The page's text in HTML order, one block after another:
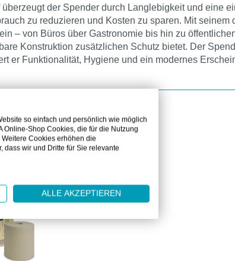
der Spender durch Langlebigkeit und eine
zu reduzieren und Kosten zu sparen. Mit
– von Büros über Gastronomie bis hin zu
Konstruktion zusätzlichen Schutz bietet. Der
er Funktionalität, Hygiene und ein modernes
so einfach und persönlich wie möglich
Online-Shop Cookies, die für die Nutzung
Cookies erhöhen die
dass wir und Dritte für Sie relevante
ALLE AKZEPTIEREN